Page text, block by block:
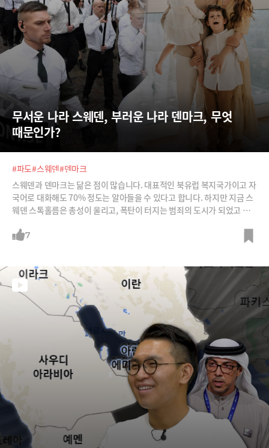
무서운 나라 스웨덴, 부러운 나라 덴마크, 무엇
때문인가?
#파도#스웨덴#덴마크
스웨덴과 덴마크는 닮은 점이 많습니다. 대표적인 북유럽 복지국가이고 자
국어로 대화해도 70% 정도는 알아들을 수 있다고 합니다. 하지만 지금 스
웨덴 스톡홀름은 총성이 울리고, 폭탄이 터지는 범죄의 도시가 되었고 반
종주국으로 불리고 사회민주당이 계속 집권하고 있죠. 이웃사촌이던 두 나
7